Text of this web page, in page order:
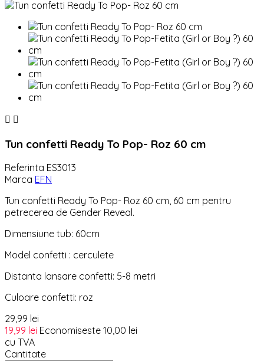
 
Tun confetti Ready To Pop- Roz 60 cm
Referinta ES3013
Marca EFN
Tun confetti Ready To Pop- Roz 60 cm, 60 cm pentru
petrecerea de Gender Reveal.
Dimensiune tub: 60cm
Model confetti : cerculete
Distanta lansare confetti: 5-8 metri
Culoare confetti: roz
29,99 lei
19,99 lei Economiseste 10,00 lei
cu TVA
Cantitate